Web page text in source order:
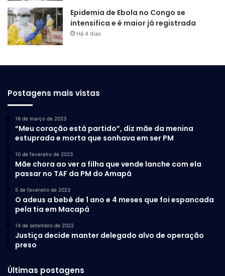
Epidemia de Ebola no Congo se
intensifica e é maior já registrada
Há 4 dias
Postagens mais vistas
16 de março de 2023
“Meu coração está partido”, diz mãe da menina
estuprada e morta que sonhava em ser PM
10 de fevereiro de 2023
Mãe chora ao ver a filha que vende lanche com ela
passar no TAF da PM do Amapá
5 de fevereiro de 2023
O adeus a bebê de 1 ano e 4 meses que foi espancada
pela tia em Macapá
14 de setembro de 2022
Justiça decide manter delegado alvo de operação
preso
Últimas postagens